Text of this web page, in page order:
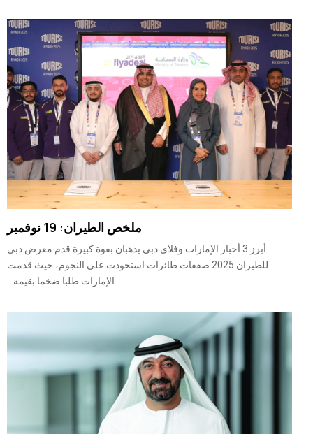
ملخص الطيران: 19 نوفمبر
أبرز 3 أخبار الإمارات وفلاي دبي يذهبان بقوة كبيرة قدم معرض دبي
للطيران 2025 صفقات طائرات استحوذت على النجوم، حيث قدمت
الإمارات طلبا ضخما بقيمة...